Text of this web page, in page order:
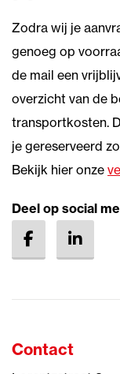
Zodra wij je
genoeg op
de mail een
overzicht van de
transportkosten.
je gereserveerd
Bekijk hier onze
Deel op social
Contact